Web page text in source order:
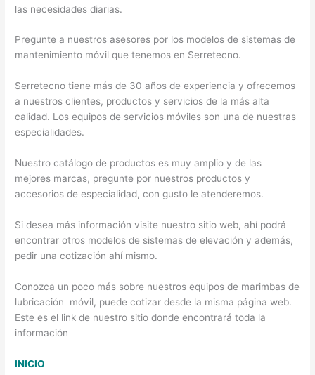
las necesidades diarias.
Pregunte a nuestros asesores por los modelos de sistemas de
mantenimiento móvil que tenemos en Serretecno.
Serretecno tiene más de 30 años de experiencia y ofrecemos
a nuestros clientes, productos y servicios de la más alta
calidad. Los equipos de servicios móviles son una de nuestras
especialidades.
Nuestro catálogo de productos es muy amplio y de las
mejores marcas, pregunte por nuestros productos y
accesorios de especialidad, con gusto le atenderemos.
Si desea más información visite nuestro sitio web, ahí podrá
encontrar otros modelos de sistemas de elevación y además,
pedir una cotización ahí mismo.
Conozca un poco más sobre nuestros equipos de marimbas de
lubricación móvil, puede cotizar desde la misma página web.
Este es el link de nuestro sitio donde encontrará toda la
información
INICIO